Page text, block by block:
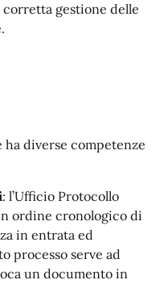
gestione delle
ha diverse competenze
: l’Ufficio Protocollo
ordine cronologico di
in entrata ed
processo serve ad
un documento in